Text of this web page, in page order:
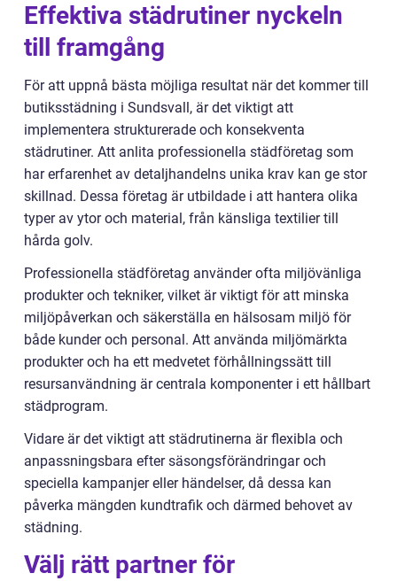
Effektiva städrutiner nyckeln
till framgång
För att uppnå bästa möjliga resultat när det kommer till
butiksstädning i Sundsvall, är det viktigt att
implementera strukturerade och konsekventa
städrutiner. Att anlita professionella städföretag som
har erfarenhet av detaljhandelns unika krav kan ge stor
skillnad. Dessa företag är utbildade i att hantera olika
typer av ytor och material, från känsliga textilier till
hårda golv.
Professionella städföretag använder ofta miljövänliga
produkter och tekniker, vilket är viktigt för att minska
miljöpåverkan och säkerställa en hälsosam miljö för
både kunder och personal. Att använda miljömärkta
produkter och ha ett medvetet förhållningssätt till
resursanvändning är centrala komponenter i ett hållbart
städprogram.
Vidare är det viktigt att städrutinerna är flexibla och
anpassningsbara efter säsongsförändringar och
speciella kampanjer eller händelser, då dessa kan
påverka mängden kundtrafik och därmed behovet av
städning.
Välj rätt partner för